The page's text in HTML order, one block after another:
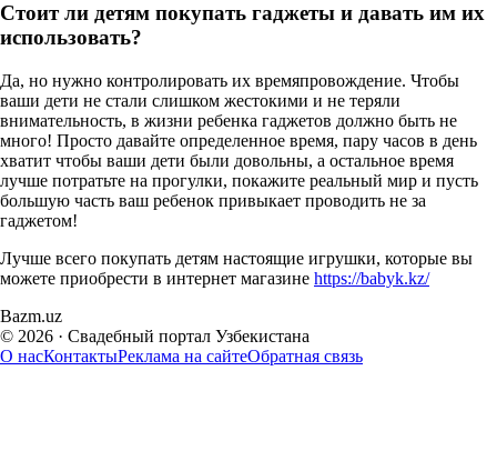
Стоит ли детям покупать гаджеты и давать им их
использовать?
Да, но нужно контролировать их времяпровождение. Чтобы
ваши дети не стали слишком жестокими и не теряли
внимательность, в жизни ребенка гаджетов должно быть не
много! Просто давайте определенное время, пару часов в день
хватит чтобы ваши дети были довольны, а остальное время
лучше потратьте на прогулки, покажите реальный мир и пусть
большую часть ваш ребенок привыкает проводить не за
гаджетом!
Лучше всего покупать детям настоящие игрушки, которые вы
можете приобрести в интернет магазине https://babyk.kz/
Bazm.uz
© 2026 · Свадебный портал Узбекистана
О насКонтактыРеклама на сайтеОбратная связь